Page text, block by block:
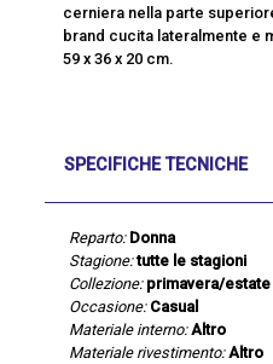
cerniera nella parte
brand cucita lateralmente e
59 x 36 x 20 cm.
SPECIFICHE TECNICHE
Reparto: Donna
Stagione: tutte le stagioni
Collezione: primavera/estate
Occasione: Casual
Materiale interno: Altro
Materiale rivestimento: Altro